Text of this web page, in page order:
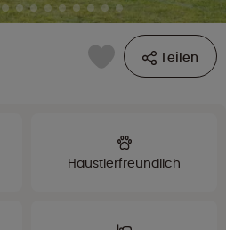
Teilen
Haustierfreundlich